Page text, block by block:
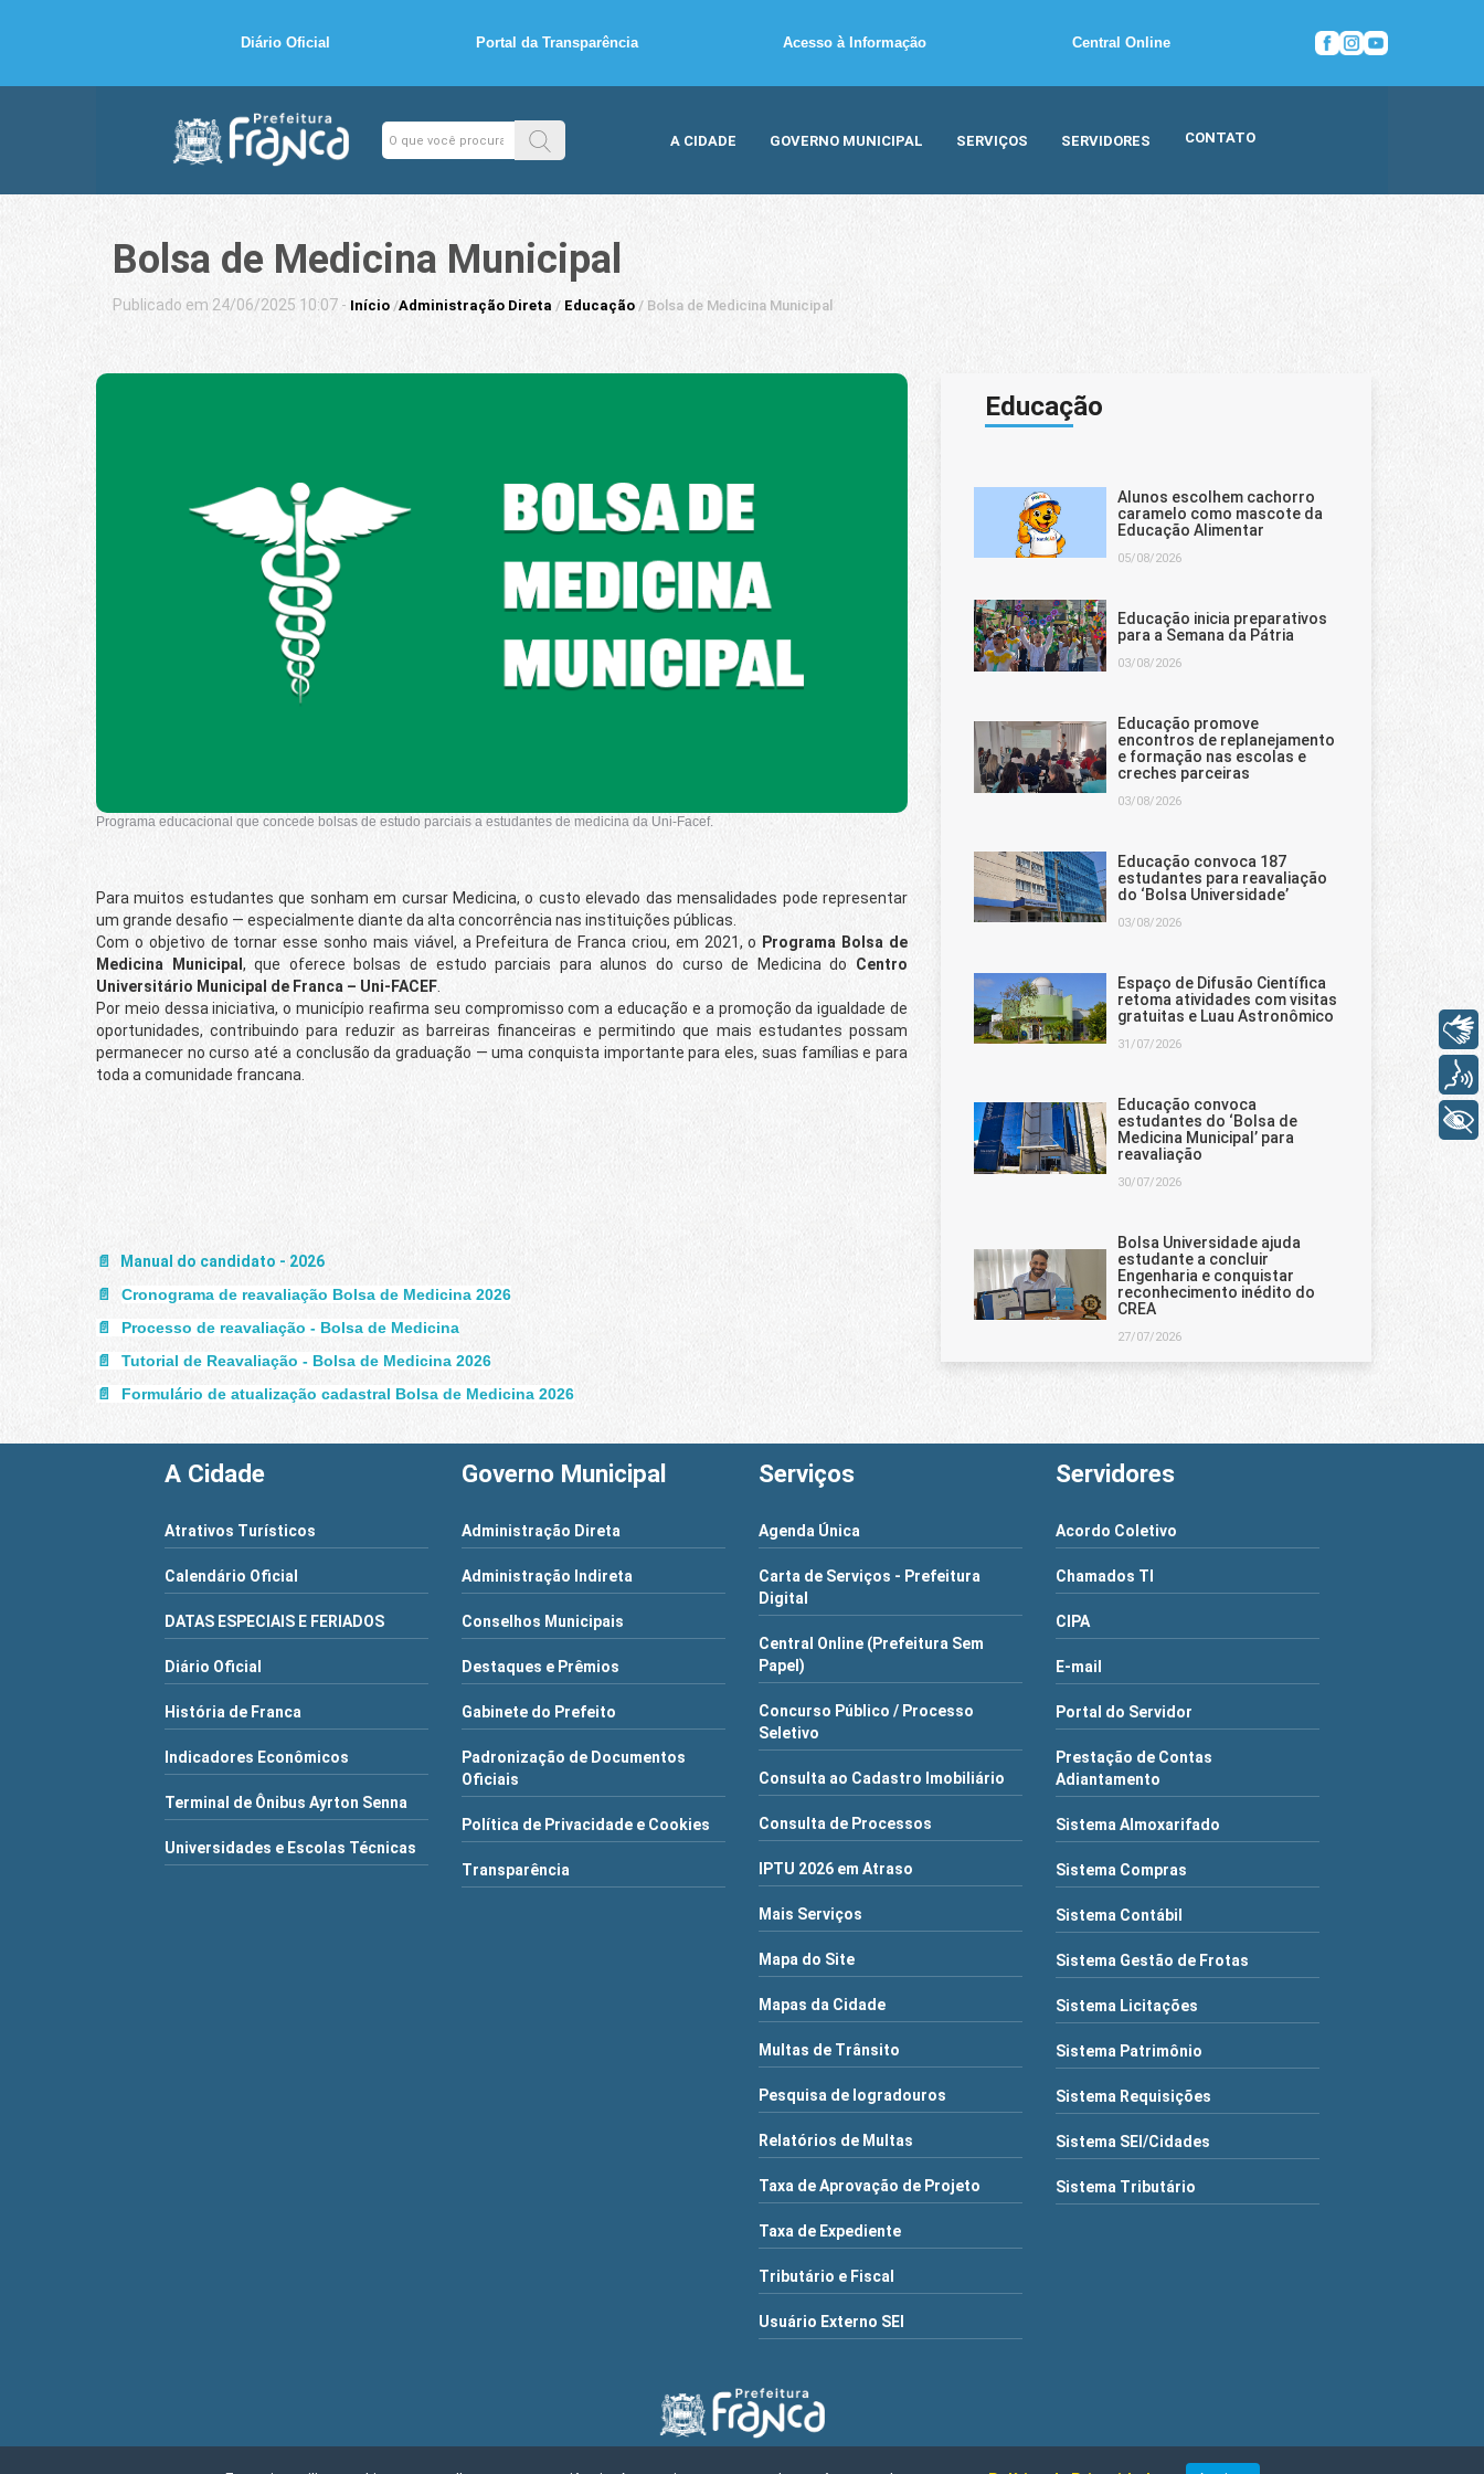
Diário Oficial Portal da Transparência Acesso à Informação Central Online
A CIDADE GOVERNO MUNICIPAL SERVIÇOS SERVIDORES CONTATO
Bolsa de Medicina Municipal
Publicado em 24/06/2025 10:07 - Início /Administração Direta / Educação / Bolsa de Medicina Municipal
Programa educacional que concede bolsas de estudo parciais a estudantes de medicina da Uni-Facef.
Para muitos estudantes que sonham em cursar Medicina, o custo elevado das mensalidades pode representar
um grande desafio — especialmente diante da alta concorrência nas instituições públicas.
Com o objetivo de tornar esse sonho mais viável, a Prefeitura de Franca criou, em 2021, o Programa Bolsa de
Medicina Municipal , que oferece bolsas de estudo parciais para alunos do curso de Medicina do Centro
Universitário Municipal de Franca – Uni-FACEF
Por meio dessa iniciativa, o município reafirma seu compromisso com a educação e a promoção da igualdade de
oportunidades, contribuindo para reduzir as barreiras financeiras e permitindo que mais estudantes possam
permanecer no curso até a conclusão da graduação — uma conquista importante para eles, suas famílias e para
toda a comunidade francana.
Manual do candidato - 2026
Cronograma de reavaliação Bolsa de Medicina 2026
Processo de reavaliação - Bolsa de Medicina
Tutorial de Reavaliação - Bolsa de Medicina 2026
Formulário de atualização cadastral Bolsa de Medicina 2026
Educação
Alunos escolhem cachorro
caramelo como mascote da
Educação Alimentar
05/08/2026
Educação inicia preparativos
para a Semana da Pátria
03/08/2026
Educação promove
encontros de replanejamento
e formação nas escolas e
creches parceiras
03/08/2026
Educação convoca 187
estudantes para reavaliação
do ‘Bolsa Universidade’
03/08/2026
Espaço de Difusão Científica
retoma atividades com visitas
gratuitas e Luau Astronômico
31/07/2026
Educação convoca
estudantes do ‘Bolsa de
Medicina Municipal’ para
reavaliação
30/07/2026
Bolsa Universidade ajuda
estudante a concluir
Engenharia e conquistar
reconhecimento inédito do
CREA
27/07/2026
A Cidade
Atrativos Turísticos
Calendário Oficial
DATAS ESPECIAIS E FERIADOS
Diário Oficial
História de Franca
Indicadores Econômicos
Terminal de Ônibus Ayrton Senna
Universidades e Escolas Técnicas
Governo Municipal
Administração Direta
Administração Indireta
Conselhos Municipais
Destaques e Prêmios
Gabinete do Prefeito
Padronização de Documentos
Oficiais
Política de Privacidade e Cookies
Transparência
Serviços
Agenda Única
Carta de Serviços - Prefeitura
Digital
Central Online (Prefeitura Sem
Papel)
Concurso Público / Processo
Seletivo
Consulta ao Cadastro Imobiliário
Consulta de Processos
IPTU 2026 em Atraso
Mais Serviços
Mapa do Site
Mapas da Cidade
Multas de Trânsito
Pesquisa de logradouros
Relatórios de Multas
Taxa de Aprovação de Projeto
Taxa de Expediente
Tributário e Fiscal
Usuário Externo SEI
Servidores
Acordo Coletivo
Chamados TI
CIPA
E-mail
Portal do Servidor
Prestação de Contas
Adiantamento
Sistema Almoxarifado
Sistema Compras
Sistema Contábil
Sistema Gestão de Frotas
Sistema Licitações
Sistema Patrimônio
Sistema Requisições
Sistema SEI/Cidades
Sistema Tributário
+ Acessibilidade